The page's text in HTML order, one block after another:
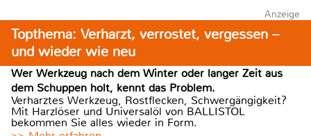
Anzeige
Topthema: Verharzt, verrostet, vergessen –
und wieder wie neu
Wer Werkzeug nach dem Winter oder langer Zeit aus
dem Schuppen holt, kennt das Problem.
Verharztes Werkzeug, Rostflecken, Schwergängigkeit?
Mit Harzlöser und Universalöl von BALLISTOL
bekommen Sie alles wieder in Form.